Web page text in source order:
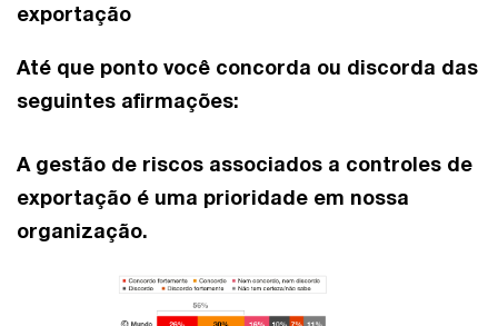
exportação
Até que ponto você concorda ou discorda das
seguintes afirmações:
A gestão de riscos associados a controles de
exportação é uma prioridade em nossa
organização.